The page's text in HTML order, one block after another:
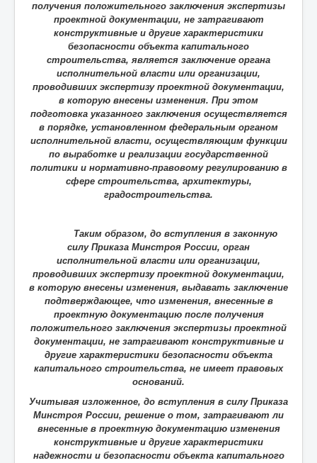
получения положительного заключения экспертизы
проектной документации, не затрагивают
конструктивные и другие характеристики
безопасности объекта капитального
строительства, является заключение органа
исполнительной власти или организации,
проводивших экспертизу проектной документации,
в которую внесены изменения. При этом
подготовка указанного заключения осуществляется
в порядке, установленном федеральным органом
исполнительной власти, осуществляющим функции
по выработке и реализации государственной
политики и нормативно-правовому регулированию в
сфере строительства, архитектуры,
градостроительства.
Таким образом, до вступления в законную
силу Приказа Минстроя России, орган
исполнительной власти или организации,
проводивших экспертизу проектной документации,
в которую внесены изменения, выдавать заключение
подтверждающее, что изменения, внесенные в
проектную документацию после получения
положительного заключения экспертизы проектной
документации, не затрагивают конструктивные и
другие характеристики безопасности объекта
капитального строительства, не имеет правовых
оснований.
Учитывая изложенное, до вступления в силу Приказа
Минстроя России, решение о том, затрагивают ли
внесенные в проектную документацию изменения
конструктивные и другие характеристики
надежности и безопасности объекта капитального